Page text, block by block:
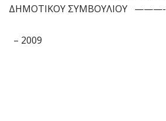
ΔΗΜΟΤΙΚΟΥ ΣΥΜΒΟΥΛΙΟΥ ———-
– 2009